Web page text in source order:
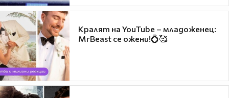
Кралят на YouTube – младоженец:
MrBeast се ожени!💍🥰